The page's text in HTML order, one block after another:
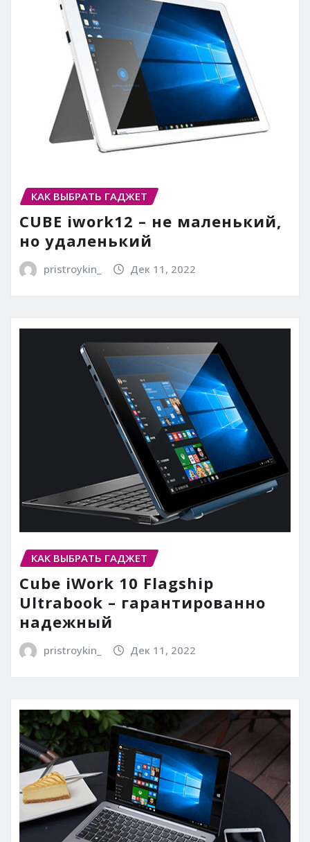
КАК ВЫБРАТЬ ГАДЖЕТ
CUBE iwork12 – не маленький,
но удаленький
pristroykin_ Дек 11, 2022
КАК ВЫБРАТЬ ГАДЖЕТ
Cube iWork 10 Flagship
Ultrabook – гарантированно
надежный
pristroykin_ Дек 11, 2022